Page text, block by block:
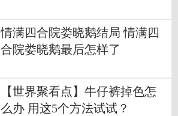
情满四合院娄晓鹅结局 情满四
合院娄晓鹅最后怎样了
【世界聚看点】牛仔裤掉色怎
么办 用这5个方法试试？